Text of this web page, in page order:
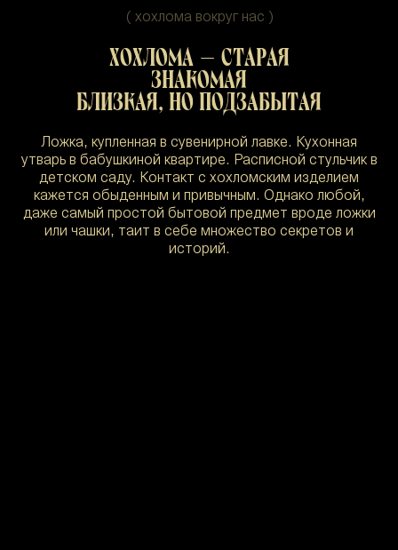
( хохлома вокруг нас )
ХОХЛОМА — СТАРАЯ
ЗНАКОМАЯ
БЛИЗКАЯ, НО ПОДЗАБЫТАЯ
Ложка, купленная в сувенирной лавке. Кухонная
утварь в бабушкиной квартире. Расписной стульчик в
детском саду. Контакт с хохломским изделием
кажется обыденным и привычным. Однако любой,
даже самый простой бытовой предмет вроде ложки
или чашки, таит в себе множество секретов и
историй.